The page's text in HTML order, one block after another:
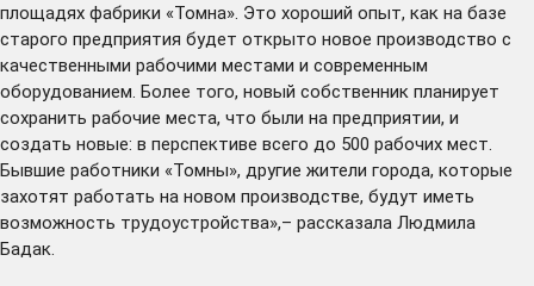
площадях фабрики «Томна». Это хороший опыт, как на базе
старого предприятия будет открыто новое производство с
качественными рабочими местами и современным
оборудованием. Более того, новый собственник планирует
сохранить рабочие места, что были на предприятии, и
создать новые: в перспективе всего до 500 рабочих мест.
Бывшие работники «Томны», другие жители города, которые
захотят работать на новом производстве, будут иметь
возможность трудоустройства»,– рассказала Людмила
Бадак.